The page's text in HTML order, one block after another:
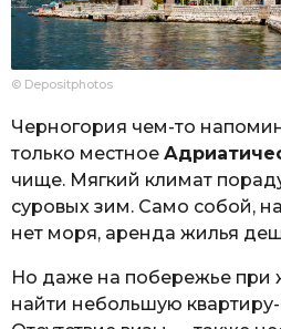
© Depositphotos
Черногория чем-то
только местное
чище. Мягкий климат
суровых зим. Само собой,
нет моря, аренда жилья
Но даже на побережье
найти небольшую